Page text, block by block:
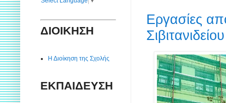
Εργασίες
ΔΙΟΙΚΗΣΗ
Η Διοίκηση της Σχολής
ΕΚΠΑΙΔΕΥΣΗ